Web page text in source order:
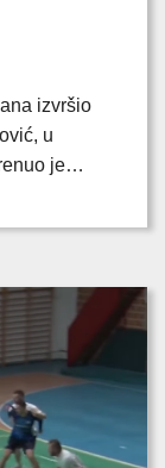
izvršio
u
je…